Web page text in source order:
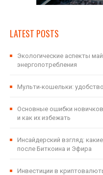
LATEST POSTS
Экологические аспекты
энергопотребления
Мульти-кошельки:
Основные ошибки
и как их избежать
Инсайдерский взгляд:
после Биткоина и Эфира
Инвестиции в